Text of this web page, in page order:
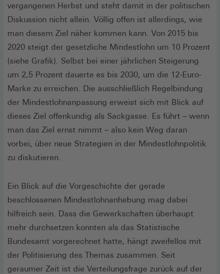
vergangenen Herbst und steht damit in der politischen
Diskussion nicht allein. Völlig offen ist allerdings, wie
man diesem Ziel näher kommen kann. Von 2015 bis
2020 steigt der gesetzliche Mindestlohn um 10 Prozent
(siehe Grafik). Selbst bei einer jährlichen Steigerung
um 2,5 Prozent dauerte es bis 2030, um die 12-Euro-
Marke zu erreichen. Die ausschließlich Regelbindung
der Mindestlohnanpassung erweist sich mit Blick auf
dieses Ziel offenkundig als Sackgasse. Es führt – wenn
man das Ziel ernst nimmt – also kein Weg daran
vorbei, über neue Strategien in der Mindestlohnpolitik
zu diskutieren.
Ein Blick auf die Vorgeschichte der gerade
beschlossenen Mindestlohnanhebung mag dabei
hilfreich sein. Dass die Gewerkschaften überhaupt
mehr durchsetzen konnten als das Statistische
Bundesamt vorgerechnet hatte, hängt zweifellos mit
der Politisierung des Themas zusammen. Seit
geraumer Zeit ist die Verteilungsfrage zurück auf der